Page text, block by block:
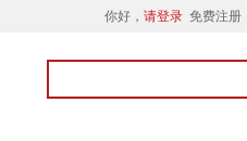
你好， 请登录 免费注册